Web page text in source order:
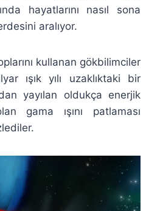
hayatlarını nasıl sona
aralıyor.
kullanan gökbilimciler
ışık yılı uzaklıktaki bir
yayılan oldukça enerjik
gama ışını patlaması